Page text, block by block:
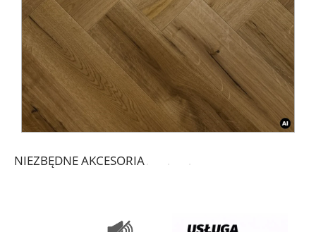
NIEZBĘDNE AKCESORIA